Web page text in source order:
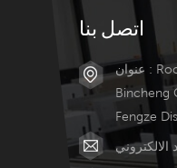
اتصل بنا
عنوان : Room 1802, 5th Building, Shieryan,
Bincheng
Fengze